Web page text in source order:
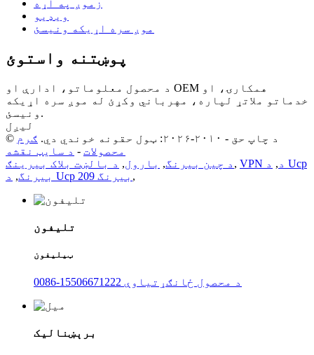
زموږ په اړه
ویډیو
موږ سره اړیکه ونیسئ
پوښتنه واستوئ
د محصول معلوماتو، ادارې او OEM همکارۍ، او
خدماتو ملاتړ لپاره، مهرباني وکړئ له موږ سره اړیکه
ونیسئ.
لیږل
© د چاپ حق - ۲۰۱۰-۲۰۲۶: ټول حقونه خوندي دي.
ګرم
محصولات - د سایټ نقشه
د چین بیرنگ, بارول, د بالښت بلاک بیرینګ , VPN د , د Ucp
بیرنگ, د Ucp 209 بیرنگ ,
تلیفون
ټیلیفون
0086-15506671222 د محصول ځانګړتیاوې
برېښنالیک